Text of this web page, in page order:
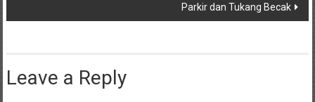
Parkir dan Tukang Becak
Leave a Reply